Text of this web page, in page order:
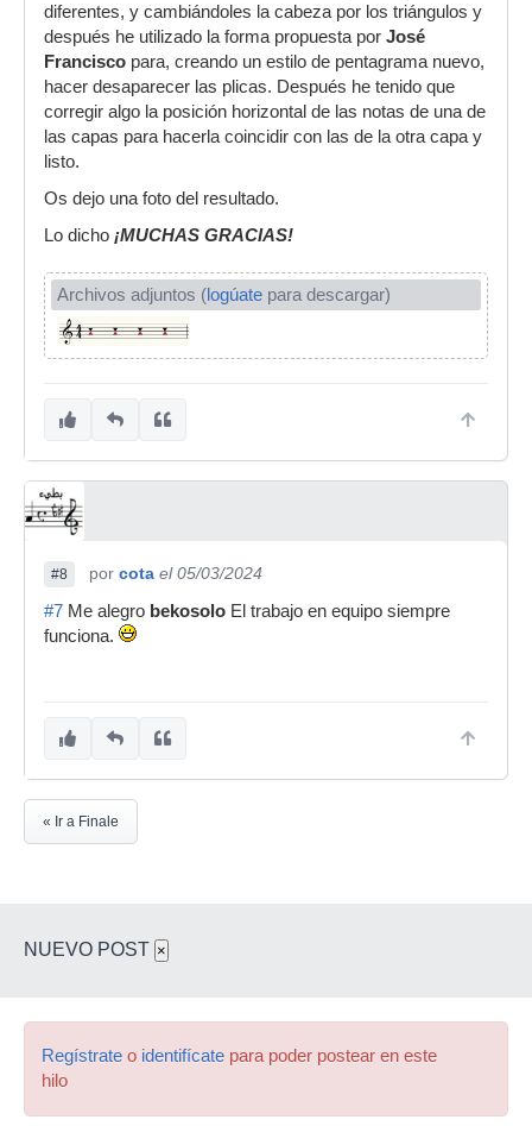
diferentes, y cambiándoles la cabeza por los triángulos y
después he utilizado la forma propuesta por José
Francisco para, creando un estilo de pentagrama nuevo,
hacer desaparecer las plicas. Después he tenido que
corregir algo la posición horizontal de las notas de una de
las capas para hacerla coincidir con las de la otra capa y
listo.
Os dejo una foto del resultado.
Lo dicho ¡MUCHAS GRACIAS!
Archivos adjuntos (logúate para descargar)
#8 por cota el 05/03/2024
#7 Me alegro bekosolo El trabajo en equipo siempre
funciona.
« Ir a Finale
NUEVO POST ×
Regístrate o identifícate para poder postear en este
hilo